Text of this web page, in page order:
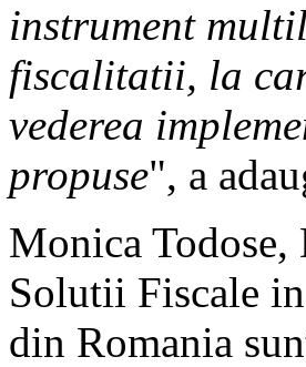
instrument
fiscalitatii, la
vederea
propuse", a
Monica
Solutii Fiscale
din Romania